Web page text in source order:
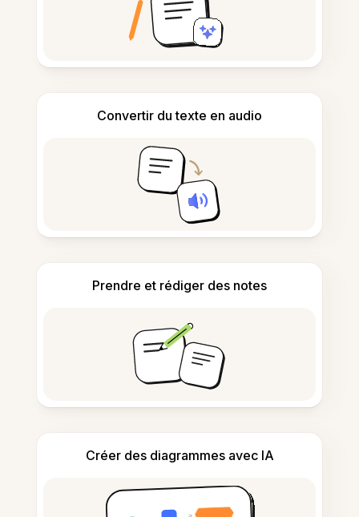
Convertir du texte en audio
Prendre et rédiger des notes
Créer des diagrammes avec IA